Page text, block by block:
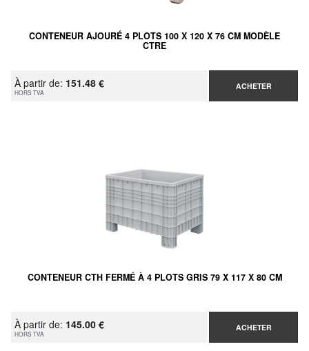
CONTENEUR AJOURÉ 4 PLOTS 100 X 120 X 76 CM MODÈLE
CTRE
À partir de: 151.48 €
HORS TVA
ACHETER
CONTENEUR CTH FERMÉ À 4 PLOTS GRIS 79 X 117 X 80 CM
À partir de: 145.00 €
HORS TVA
ACHETER